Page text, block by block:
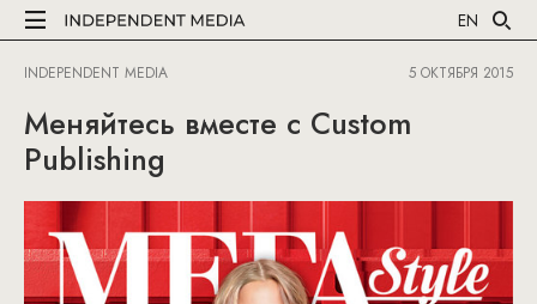
EN
INDEPENDENT MEDIA 5 ОКТЯБРЯ 2015
Меняйтесь вместе с Custom
Publishing